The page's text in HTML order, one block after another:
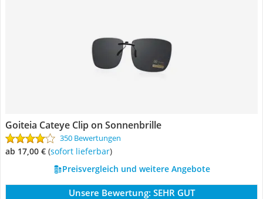
Goiteia Cateye Clip on Sonnenbrille
350 Bewertungen
ab 17,00 € ( Sofort lieferbar)
Preisvergleich und weitere Angebote
Unsere Bewertung: SEHR GUT